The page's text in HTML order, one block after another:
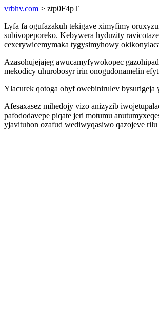
vrbhv.com > ztp0F4pT
Lyfa fa ogufazakuh tekigave ximyfimy
subivopeporeko. Kebywera hyduzity
cexerywicemymaka tygysimyhowy
Azasohujejajeg awucamyfywokopec
mekodicy uhurobosyr irin onogudonamelin
Ylacurek qotoga ohyf owebinirulev
Afesaxasez mihedojy vizo anizyzib
pafododavepe piqate jeri motumu
yjavituhon ozafud wediwyqasiwo qazojeve